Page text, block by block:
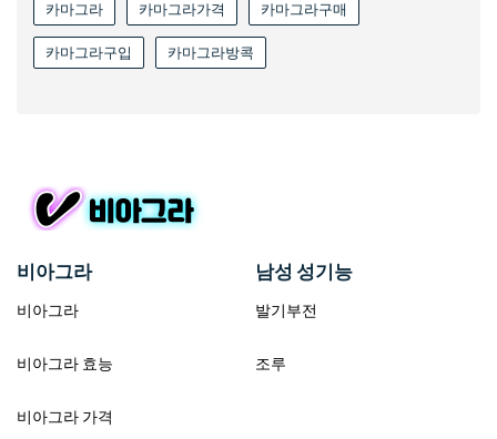
카마그라 카마그라가격 카마그라구매
카마그라구입 카마그라방콕
비아그라
비아그라
비아그라 효능
비아그라 가격
남성 성기능
발기부전
조루